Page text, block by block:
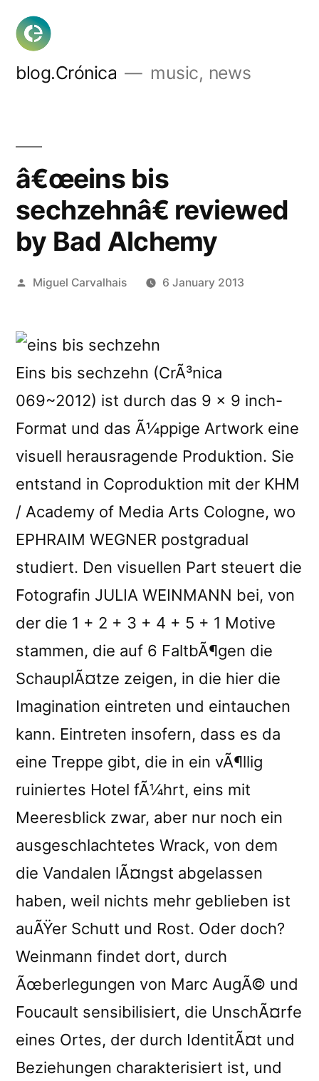
Skip
content
blog.Crónica music, news
â€œeins bis
sechzehnâ€ reviewed
by Bad Alchemy
Posted
Miguel Carvalhais 6 January 2013
Eins bis sechzehn (CrÃ³nica
069~2012) ist durch das 9 x 9 inch-
Format und das Ã¼ppige Artwork eine
visuell herausragende Produktion. Sie
entstand in Coproduktion mit der KHM
/ Academy of Media Arts Cologne, wo
EPHRAIM WEGNER postgradual
studiert. Den visuellen Part steuert die
Fotografin JULIA WEINMANN bei, von
der die 1 + 2 + 3 + 4 + 5 + 1 Motive
stammen, die auf 6 FaltbÃ¶gen die
SchauplÃ¤tze zeigen, in die hier die
Imagination eintreten und eintauchen
kann. Eintreten insofern, dass es da
eine Treppe gibt, die in ein vÃ¶llig
ruiniertes Hotel fÃ¼hrt, eins mit
Meeresblick zwar, aber nur noch ein
ausgeschlachtetes Wrack, von dem
die Vandalen lÃ¤ngst abgelassen
haben, weil nichts mehr geblieben ist
auÃŸer Schutt und Rost. Oder doch?
Weinmann findet dort, durch
Ãœberlegungen von Marc AugÃ© und
Foucault sensibilisiert, die UnschÃ¤rfe
eines Ortes, der durch IdentitÃ¤t und
Beziehungen charakterisiert ist, und